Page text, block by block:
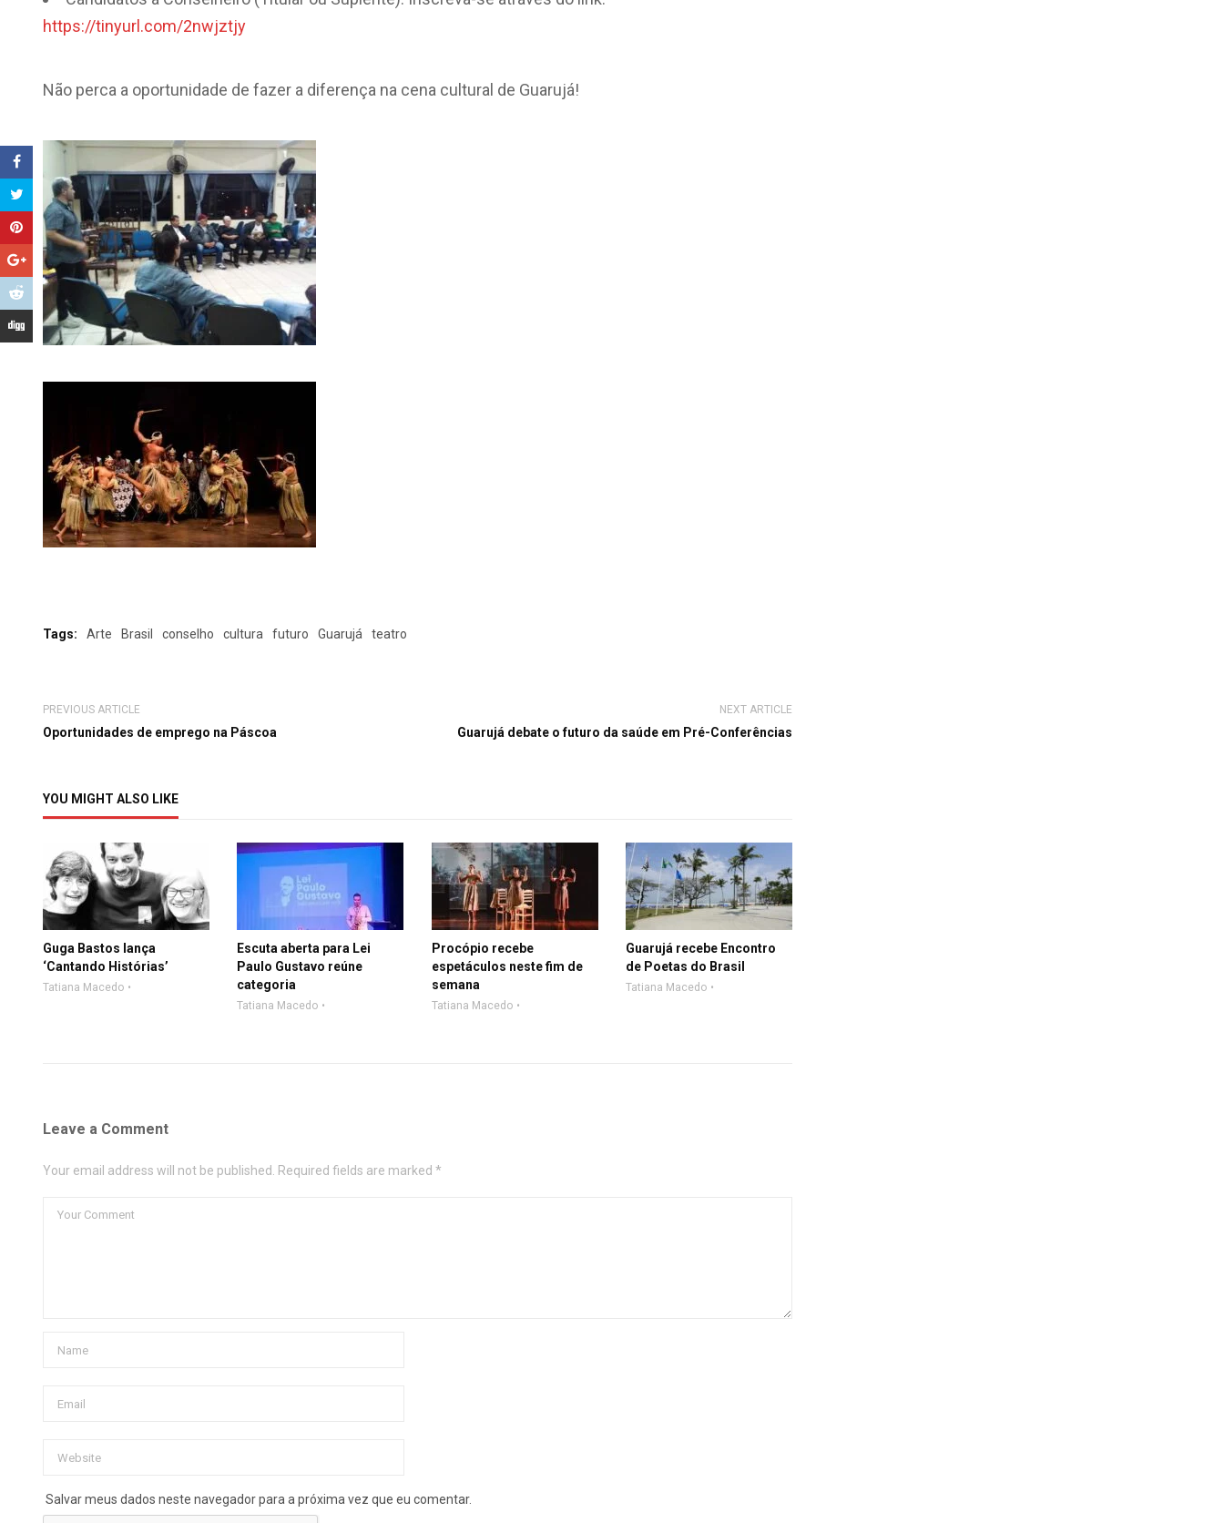
https://tinyurl.com/2nwjztjy
Não perca a oportunidade de fazer a diferença na cena cultural de Guarujá!
Tags: Arte Brasil conselho cultura futuro Guarujá teatro
PREVIOUS ARTICLE
Oportunidades de emprego na Páscoa
NEXT ARTICLE
Guarujá debate o futuro da saúde em Pré-Conferências
YOU MIGHT ALSO LIKE
Guga Bastos lança
‘Cantando Histórias’
Tatiana Macedo
Escuta aberta para Lei
Paulo Gustavo reúne
categoria
Tatiana Macedo
Procópio recebe
espetáculos neste fim de
semana
Tatiana Macedo
Guarujá recebe Encontro
de Poetas do Brasil
Tatiana Macedo
Leave a Comment
Your email address will not be published. Required fields are marked *
Salvar meus dados neste navegador para a próxima vez que eu comentar.